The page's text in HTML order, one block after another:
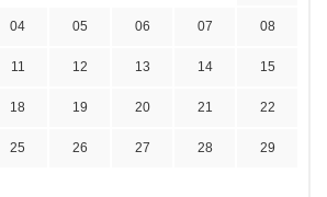
04 05 06 07 08
11 12 13 14 15
18 19 20 21 22
25 26 27 28 29